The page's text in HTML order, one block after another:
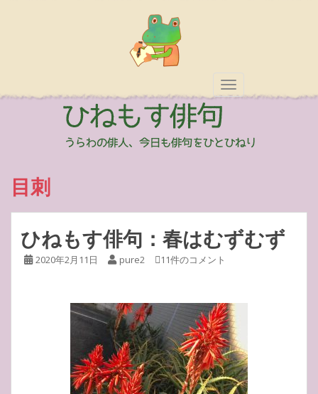
TOGGLE
目刺
ひねもす俳句：春はむずむず
2020年2月11日 pure2 11件のコメント